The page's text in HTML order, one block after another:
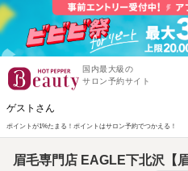
国内最大級の
サロン予約サイト
ゲストさん
ポイントが1%たまる！ ポイントはサロン予約でつかえる！
眉毛専門店 EAGLE下北沢【